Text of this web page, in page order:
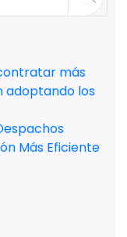
más
adoptando los
Más Eficiente